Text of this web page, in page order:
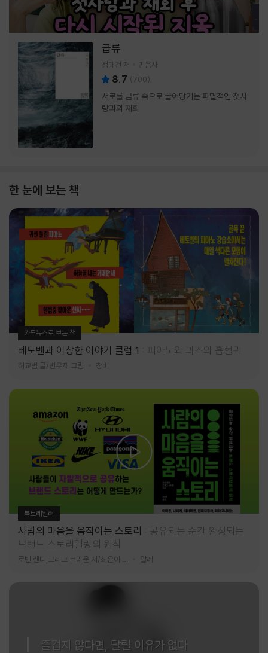
급류
정대건 저 민음사
8.7 (700)
서로를 급류 속으로 끌어당기는 파멸적인 첫사
랑과의 재회
한 눈에 보는 책
카드뉴스로 보는 책
베토벤과 이상한 이야기 클럽 1 피아노와 괴조와 흡혈귀
허교범 글/변우재 그림 창비
북트레일러
사람의 마음을 움직이는 스토리
공유되는 순간 완성되는
브랜드 스토리텔링의 원칙
알레
즐겁지 않다면, 달릴 이유가 없다